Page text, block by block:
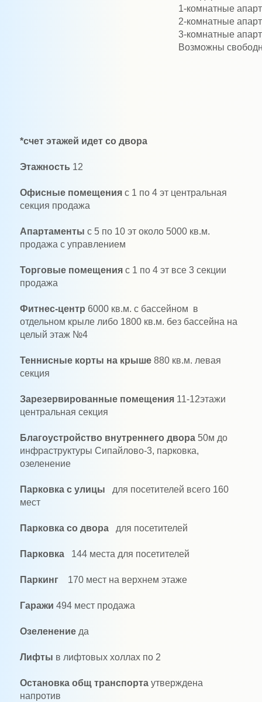
1-комнатные
2-комнатные
3-комнатные
Возможны
*счет этажей идет со двора
Этажность 12
Офисные помещенияс 1 по 4 эт центральная
секция продажа
Апартаменты с 5 по 10 эт около 5000 кв.м.
продажа с управлением
Торговые помещенияс 1 по 4 эт все 3 секции
продажа
Фитнес-центр 6000 кв.м. с бассейном в
отдельном крыле либо 1800 кв.м. без бассейна на
целый этаж №4
Теннисные корты на крыше880 кв.м. левая
секция
Зарезервированные помещения11-12этажи
центральная секция
Благоустройство внутреннего двора50м до
инфраструктуры Сипайлово-3, парковка,
озеленение
Парковка с улицы для посетителей всего 160
мест
Парковка со дворадля посетителей
Парковка144 места для посетителей
Паркинг 170 мест на верхнем этаже
Гаражи 494 мест продажа
Озеленениеда
Лифты в лифтовых холлах по 2
Остановка общ транспортаутверждена
напротив